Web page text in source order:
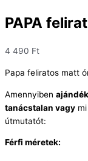
PAPA
4 490 Ft
Papa feliratos matt
Amennyiben
tanácstalan vagy
útmutatót:
Férfi méretek: